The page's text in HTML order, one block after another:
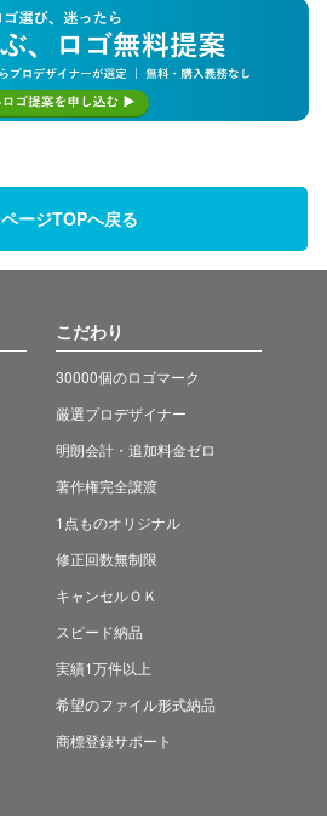
ページTOPへ戻る
こだわり
30000個のロゴマーク
厳選プロデザイナー
明朗会計・追加料金ゼロ
著作権完全譲渡
1点ものオリジナル
修正回数無制限
キャンセルＯＫ
スピード納品
実績1万件以上
希望のファイル形式納品
商標登録サポート